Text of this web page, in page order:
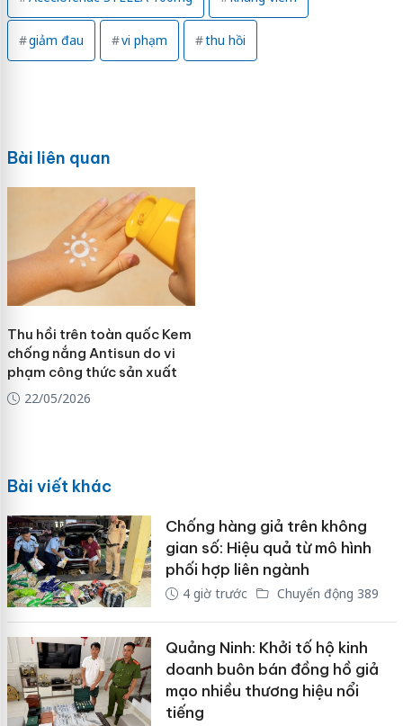
giảm đau vi phạm thu hồi
Bài liên quan
Thu hồi trên toàn quốc Kem
chống nắng Antisun do vi
phạm công thức sản xuất
22/05/2026
Bài viết khác
Chống hàng giả trên không
gian số: Hiệu quả từ mô hình
phối hợp liên ngành
4 giờ trước Chuyển động 389
Quảng Ninh: Khởi tố hộ kinh
doanh buôn bán đồng hồ giả
mạo nhiều thương hiệu nổi
tiếng